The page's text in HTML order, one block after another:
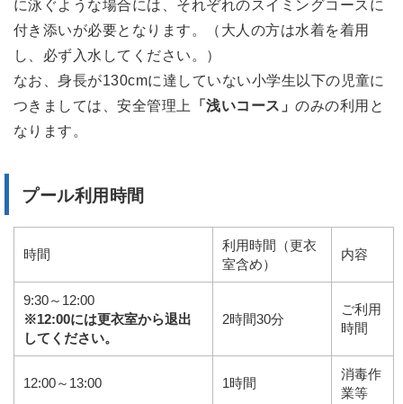
に泳ぐような場合には、それぞれのスイミングコースに
付き添いが必要となります。（大人の方は水着を着用
し、必ず入水してください。）
なお、身長が130cmに達していない小学生以下の児童に
つきましては、安全管理上
「浅いコース」のみの利用と
なります。
プール利用時間
時間
利用時間（更衣
室含め）
内容
9:30～12:00
※12:00には更衣室から退出
してください。
2時間30分
ご利用
時間
12:00～13:00 1時間
消毒作
業等